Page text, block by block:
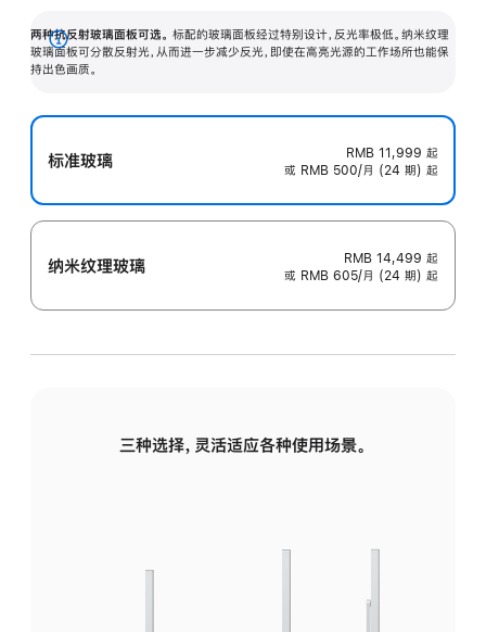
两种抗反射玻璃面板可选。 标配的玻璃面板经过特别设计，反光率极低。纳米纹理
玻璃面板可分散反射光，从而进一步减少反光，即使在高亮光源的工作场所也能保
持出色画质。
展
开
标准玻璃 RMB 11,999 起
或 RMB 500/月 (24 期) 起
纳米纹理玻璃 RMB 14,499 起
或 RMB 605/月 (24 期) 起
三种选择，灵活适应各种使用场景。